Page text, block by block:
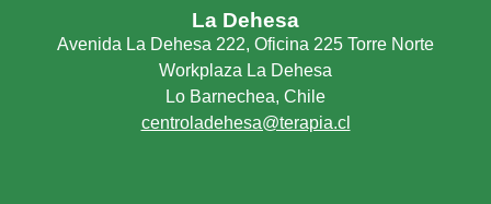
La Dehesa
Avenida La Dehesa 222, Oficina 225 Torre Norte
Workplaza La Dehesa
Lo Barnechea, Chile
centroladehesa@terapia.cl